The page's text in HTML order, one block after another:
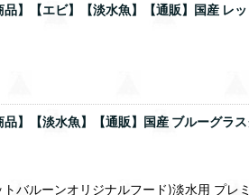
】【エビ】【淡水魚】【通販】国産 レ
品】【淡水魚】【通販】国産 ブルーグ
バルーンオリジナルフード)淡水用 プ